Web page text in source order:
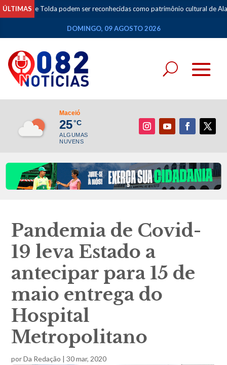
ÚLTIMAS
Tolda podem ser reconhecidas como patrimônio cultural de Alagoas •
DOMINGO, 09 AGOSTO 2026
Maceió
25°C
ALGUMAS
NUVENS
Pandemia de Covid-
19 leva Estado a
antecipar para 15 de
maio entrega do
Hospital
Metropolitano
porDa Redação |30 mar, 2020